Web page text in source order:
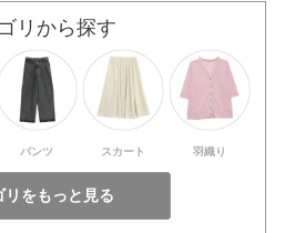
リから探す
パンツ スカート 羽織り